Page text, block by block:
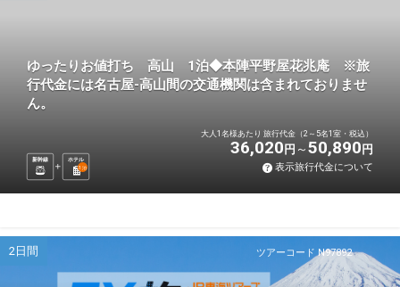
ゆったりお値打ち 高山 1泊◆本陣平野屋花兆庵 ※旅
行代金には名古屋-高山間の交通機関は含まれておりませ
ん。
新幹線
ホテル
1 泊
大人1名様あたり 旅行代金（2～5名1室・税込）
36,020 円 50,890 円
表示旅行代金について
ツアーコード N97892
2日間